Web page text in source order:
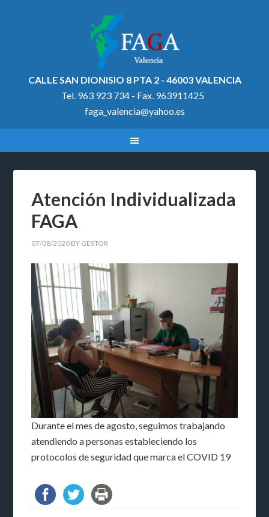
CALLE SAN DIONISIO 8 PTA 2 - 46003 VALENCIA
Tel. 963 923 734 - Fax. 963911425
faga_valencia@yahoo.es
Atención Individualizada
FAGA
07/08/2020 BY GESTOR
Durante el mes de agosto, seguimos trabajando
atendiendo a personas estableciendo los
protocolos de seguridad que marca el COVID 19